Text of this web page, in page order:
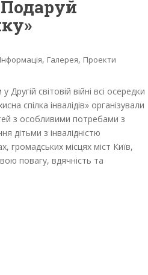
Інформація, Галерея, Проекти
світовій війні всі осередки
спілка інвалідів» організували
з особливими потребами з
дітьми з інвалідністю
місцях міст Київ,
повагу, вдячність та